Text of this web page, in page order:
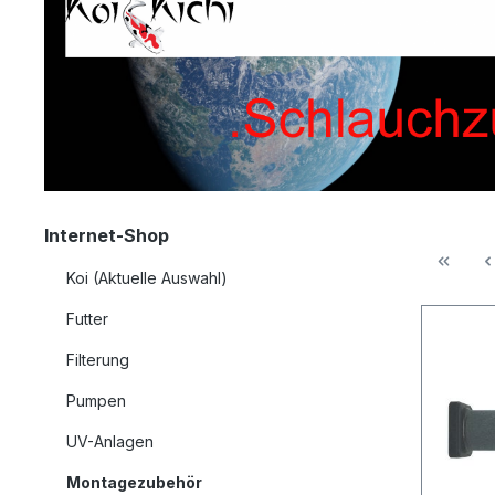
Internet-Shop
Koi (Aktuelle Auswahl)
Futter
Filterung
Pumpen
UV-Anlagen
Montagezubehör